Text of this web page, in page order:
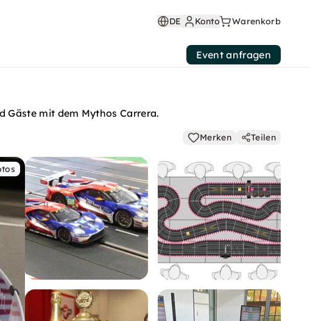
DE Konto Warenkorb
Event anfragen
Gäste mit dem Mythos Carrera.
Merken Teilen